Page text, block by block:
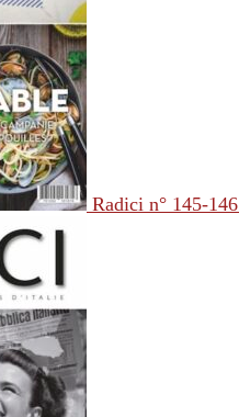
Radici n° 145-146